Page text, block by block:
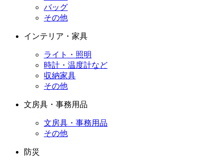
バッグ
その他
インテリア・家具
ライト・照明
時計・温度計など
収納家具
その他
文房具・事務用品
文房具・事務用品
その他
防災